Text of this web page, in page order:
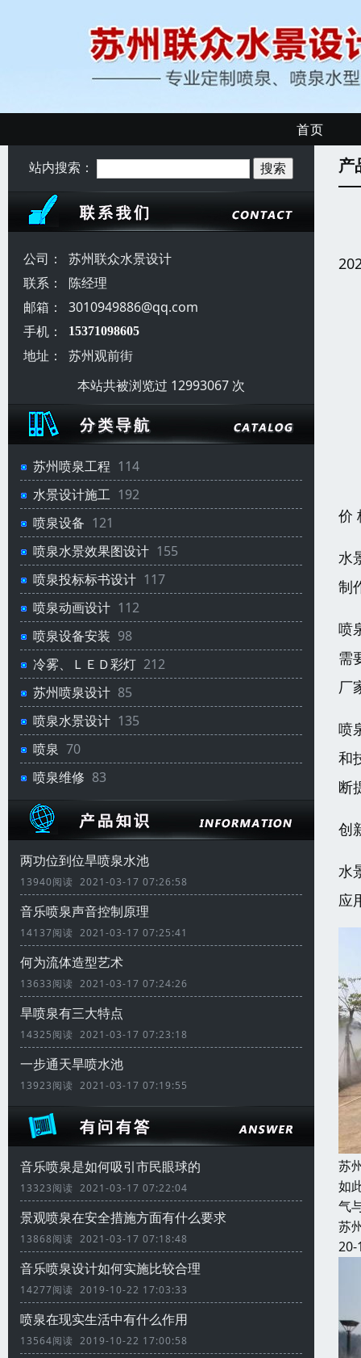
首页
站内搜索：
公司：
苏州联众水景设计
联系：
陈经理
邮箱：
3010949886@qq.com
手机：
15371098605
地址：
苏州观前街
本站共被浏览过 12993067 次
苏州喷泉工程 114
水景设计施工 192
喷泉设备 121
喷泉水景效果图设计 155
喷泉投标标书设计 117
喷泉动画设计 112
喷泉设备安装 98
冷雾、ＬＥＤ彩灯 212
苏州喷泉设计 85
喷泉水景设计 135
喷泉 70
喷泉维修 83
两功位到位旱喷泉水池
13940阅读 2021-03-17 07:26:58
音乐喷泉声音控制原理
14137阅读 2021-03-17 07:25:41
何为流体造型艺术
13633阅读 2021-03-17 07:24:26
旱喷泉有三大特点
14325阅读 2021-03-17 07:23:18
一步通天旱喷水池
13923阅读 2021-03-17 07:19:55
音乐喷泉是如何吸引市民眼球的
13323阅读 2021-03-17 07:22:04
景观喷泉在安全措施方面有什么要求
13868阅读 2021-03-17 07:18:48
音乐喷泉设计如何实施比较合理
14277阅读 2019-10-22 17:03:33
喷泉在现实生活中有什么作用
13564阅读 2019-10-22 17:00:58
产
价
水
制
喷
需
厂
喷
和
断
创
水
应
苏
如
气
苏
20-